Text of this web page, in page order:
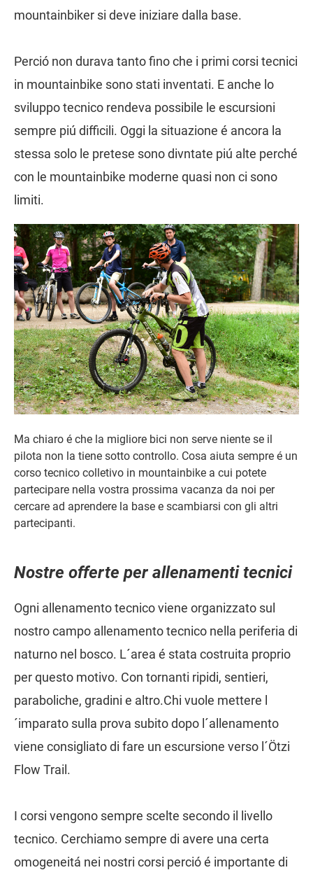
mountainbiker si deve iniziare dalla base.
Perció non durava tanto fino che i primi corsi tecnici
in mountainbike sono stati inventati. E anche lo
sviluppo tecnico rendeva possibile le escursioni
sempre piú difficili. Oggi la situazione é ancora la
stessa solo le pretese sono divntate piú alte perché
con le mountainbike moderne quasi non ci sono
limiti.
Ma chiaro é che la migliore bici non serve niente se il
pilota non la tiene sotto controllo. Cosa aiuta sempre é un
corso tecnico colletivo in mountainbike a cui potete
partecipare nella vostra prossima vacanza da noi per
cercare ad aprendere la base e scambiarsi con gli altri
partecipanti.
Nostre offerte per allenamenti tecnici
Ogni allenamento tecnico viene organizzato sul
nostro campo allenamento tecnico nella periferia di
naturno nel bosco. L´area é stata costruita proprio
per questo motivo. Con tornanti ripidi, sentieri,
paraboliche, gradini e altro.Chi vuole mettere l
´imparato sulla prova subito dopo l´allenamento
viene consigliato di fare un escursione verso l´Ötzi
Flow Trail.
I corsi vengono sempre scelte secondo il livello
tecnico. Cerchiamo sempre di avere una certa
omogeneitá nei nostri corsi perció é importante di